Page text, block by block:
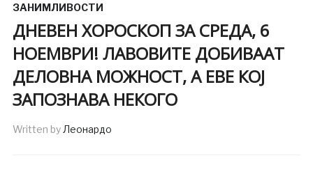
ЗАНИМЛИВОСТИ
ДНЕВЕН ХОРОСКОП ЗА СРЕДА, 6
НОЕМВРИ! ЛАВОВИТЕ ДОБИВААТ
ДЕЛОВНА МОЖНОСТ, А ЕВЕ КОЈ
ЗАПОЗНАВА НЕКОГО
Written byЛеонардо